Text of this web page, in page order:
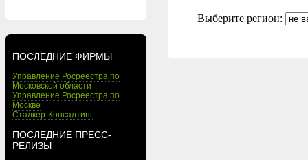
ПОСЛЕДНИЕ ФИРМЫ
Управление Росреестра по
Московской области
Управление Росреестра по
Москве
Сталкер-Консалтинг
ПОСЛЕДНИЕ ПРЕСС-
РЕЛИЗЫ
Выберите регион: